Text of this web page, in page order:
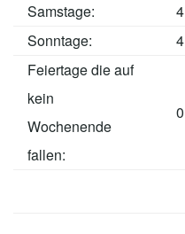
Samstage:
4
Sonntage:
4
Feiertage die auf
kein
Wochenende
fallen:
0